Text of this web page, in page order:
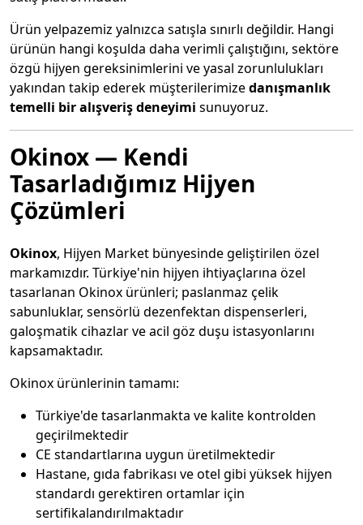
Ürün yelpazemiz yalnızca satışla sınırlı değildir. Hangi
ürünün hangi koşulda daha verimli çalıştığını, sektöre
özgü hijyen gereksinimlerini ve yasal zorunlulukları
yakından takip ederek müşterilerimizedanışmanlık
temelli bir alışveriş deneyimi sunuyoruz.
Okinox — Kendi
Tasarladığımız Hijyen
Çözümleri
Okinox, Hijyen Market bünyesinde geliştirilen özel
markamızdır. Türkiye'nin hijyen ihtiyaçlarına özel
tasarlanan Okinox ürünleri; paslanmaz çelik
sabunluklar, sensörlü dezenfektan dispenserleri,
galoşmatik cihazlar ve acil göz duşu istasyonlarını
kapsamaktadır.
Okinox ürünlerinin tamamı:
Türkiye'de tasarlanmakta ve kalite kontrolden
geçirilmektedir
CE standartlarına uygun üretilmektedir
Hastane, gıda fabrikası ve otel gibi yüksek hijyen
standardı gerektiren ortamlar için
sertifikalandırılmaktadır